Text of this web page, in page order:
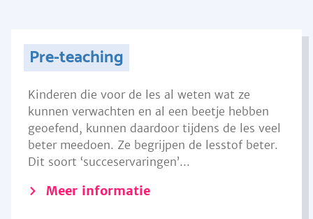
Pre-teaching
Kinderen die voor de les al weten wat ze
kunnen verwachten en al een beetje hebben
geoefend, kunnen daardoor tijdens de les veel
beter meedoen. Ze begrijpen de lesstof beter.
Dit soort ‘succeservaringen’...
Meer informatie